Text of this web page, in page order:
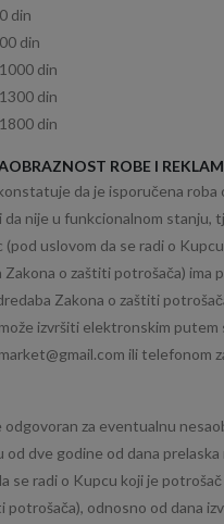
din
din
din
din
din
ROBE I
da je isporučena roba
nije u funkcionalnom stanju,
(pod uslovom da se radi o
o zaštiti potrošača) ima
Zakona o zaštiti
izvršiti elektronskim putem
ili telefonom
odgovoran za eventualnu
od dve godine od dana prelaska
se radi o Kupcu koji je
potrošača), odnosno od dana